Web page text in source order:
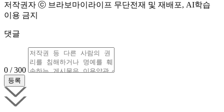
저작권자 ⓒ 브라보마이라이프 무단전재 및 재배포, AI학습
이용 금지
댓글
0 / 300